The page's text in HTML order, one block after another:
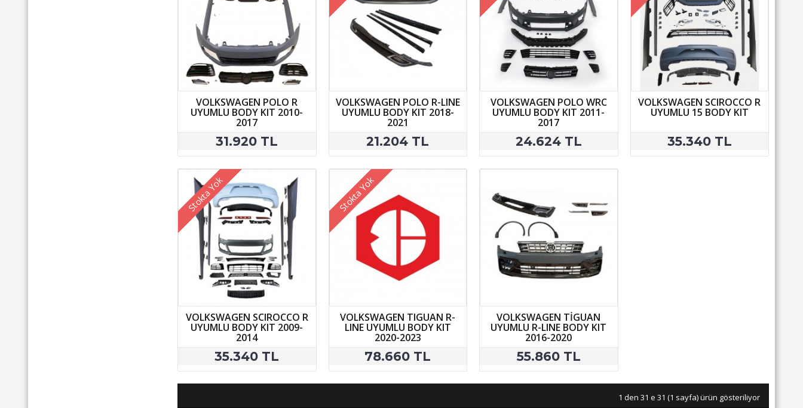
VOLKSWAGEN POLO R
UYUMLU BODY KIT 2010-
2017
31.920 TL
VOLKSWAGEN POLO R-LINE
UYUMLU BODY KIT 2018-
2021
21.204 TL
VOLKSWAGEN POLO WRC
UYUMLU BODY KIT 2011-
2017
24.624 TL
VOLKSWAGEN SCIROCCO R
UYUMLU 15 BODY KIT
35.340 TL
Stokta Yok
VOLKSWAGEN SCIROCCO R
UYUMLU BODY KIT 2009-
2014
35.340 TL
Stokta Yok
VOLKSWAGEN TIGUAN R-
LINE UYUMLU BODY KIT
2020-2023
78.660 TL
VOLKSWAGEN TİGUAN
UYUMLU R-LINE BODY KIT
2016-2020
55.860 TL
1 den 31 e 31 (1 sayfa) ürün gösteriliyor